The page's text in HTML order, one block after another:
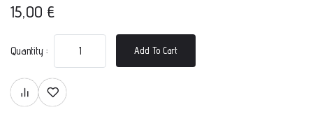
15,00 €
Quantity : Add To Cart